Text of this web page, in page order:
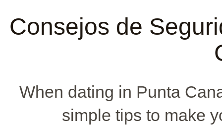
Consejos de
When dating in Punta
simple tips to make